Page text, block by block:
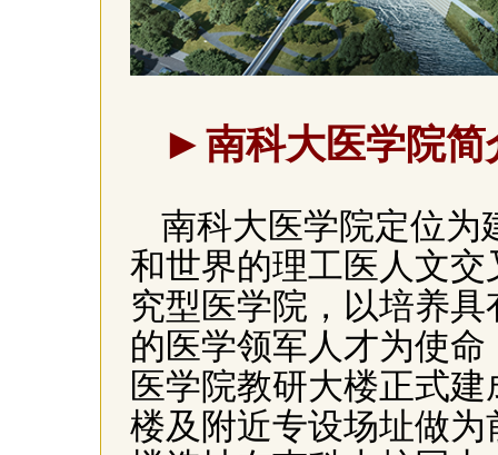
► 南科大医学院简
南科大医学院定位为
和世界的理工医人文
究型医学院，以培养
的医学领军人才为使
医学院教研大楼正式
楼及附近专设场址做